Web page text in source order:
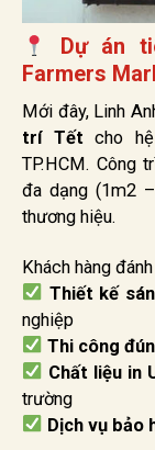
Dự án
Farmers
Mới đây, Linh
trí Tếtcho hệ
TP.HCM. Công
đa dạng (1m2
thương hiệu.
Khách hàng
Thiết kế
nghiệp
Thi công
Chất liệu in
trường
Dịch vụ bảo